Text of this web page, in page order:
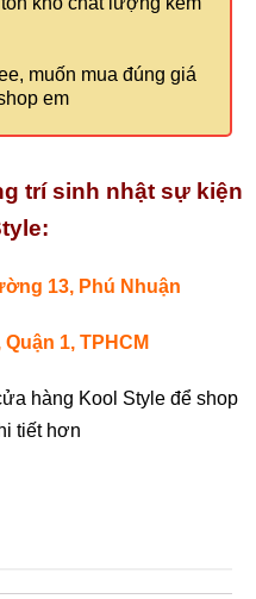
muốn mua đúng giá
em
trí sinh nhật sự kiện
13, Phú Nhuận
1, TPHCM
hàng Kool Style để shop
tiết hơn